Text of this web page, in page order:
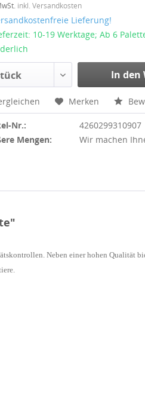
inkl. Versandkosten
Lieferung!
10-19 Werktage; Ab 6
In den
Merken
Nr.:
4260299310907
Mengen:
Wir machen
Neben einer hohen Qualität